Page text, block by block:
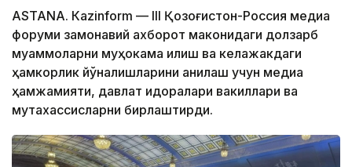
ASTANА. Кazinform — III Қозоғистон-Россия медиа
форуми замонавий ахборот маконидаги долзарб
муаммоларни муҳокама қилиш ва келажакдаги
ҳамкорлик йўналишларини аниқлаш учун медиа
ҳамжамияти, давлат идоралари вакиллари ва
мутахассисларни бирлаштирди.